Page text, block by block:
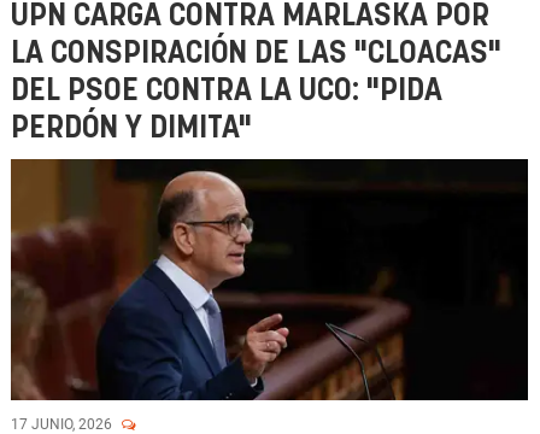
UPN CARGA CONTRA MARLASKA POR
LA CONSPIRACIÓN DE LAS "CLOACAS"
DEL PSOE CONTRA LA UCO: "PIDA
PERDÓN Y DIMITA"
17 JUNIO, 2026